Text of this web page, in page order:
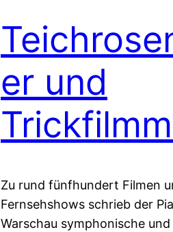
er und
Zu rund fünfhundert Filmen
Fernsehshows schrieb der
Warschau symphonische